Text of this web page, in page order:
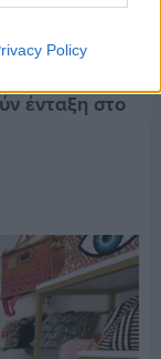
Policy
ένταξη στο